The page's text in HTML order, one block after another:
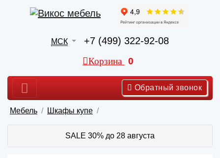
МСК +7 (499) 322-92-08
Корзина 0
Обратный звонок
Мебель Шкафы купе
SALE 30% до 28 августа